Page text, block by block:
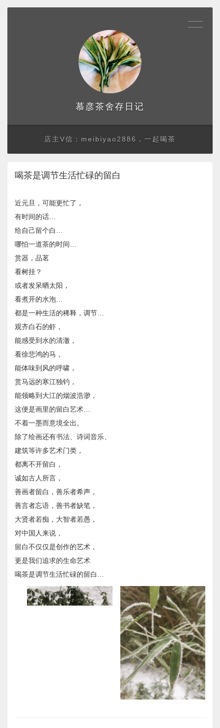
慕彦茶舍存日记
店主V信：meibiyao2886，一起喝茶
喝茶是调节生活忙碌的留白
近元旦，可能更忙了，
有时间的话…
给自己留个白…
哪怕一道茶的时间…
赏器，品茗
​看树挂？
或者发呆晒太阳，
看煮开的水泡…
都是一种生活的稀释，调节…
​观齐白石的虾，
能感受到水的清澈，
看徐悲鸿的马，
能体味到风的呼啸，
赏马远的寒江独钓，
能领略到大江的烟波浩渺，
这便是画里的留白艺术…
不着一墨而意境全出。
除了绘画还有书法、诗词音乐、
建筑等许多艺术门类，
都离不开留白，
诚如古人所言，
善画者留白，善乐者希声，
善言者忘语，善书者缺笔，
大贤者若痴，大智者若愚，
对中国人来说，
留白不仅仅是创作的艺术，
更是我们追求的生命艺术
​喝茶是调节生活忙碌的留白…